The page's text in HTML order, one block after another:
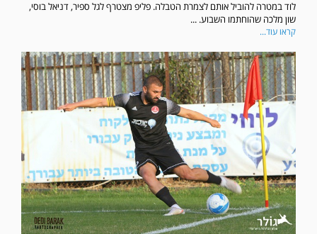
לוד במטרה להוביל אותם לצמרת הטבלה. פליפ מצטרף לגל ספיר, דניאל בוסי,
שון מלכה שהוחתמו השבוע. ...
קראו עוד...